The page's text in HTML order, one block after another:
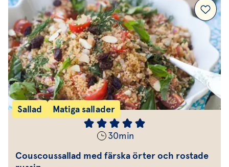
Sallad Matiga sallader
30min
Couscoussallad med färska örter och rostade